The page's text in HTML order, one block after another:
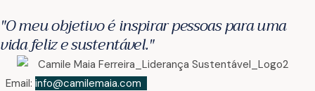
"O meu objetivo é inspirar pessoas para uma
vida feliz e sustentável."
Email: info@camilemaia.com